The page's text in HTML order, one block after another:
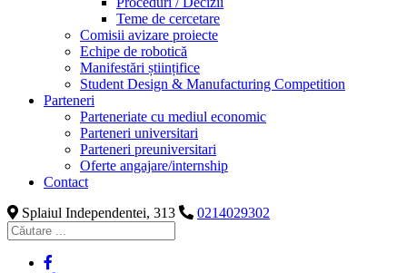
Teme de cercetare
Comisii avizare proiecte
Echipe de robotică
Manifestări științifice
Student Design & Manufacturing Competition
Parteneri
Parteneriate cu mediul economic
Parteneri universitari
Parteneri preuniversitari
Oferte angajare/internship
Contact
Splaiul Independentei, 313
0214029302